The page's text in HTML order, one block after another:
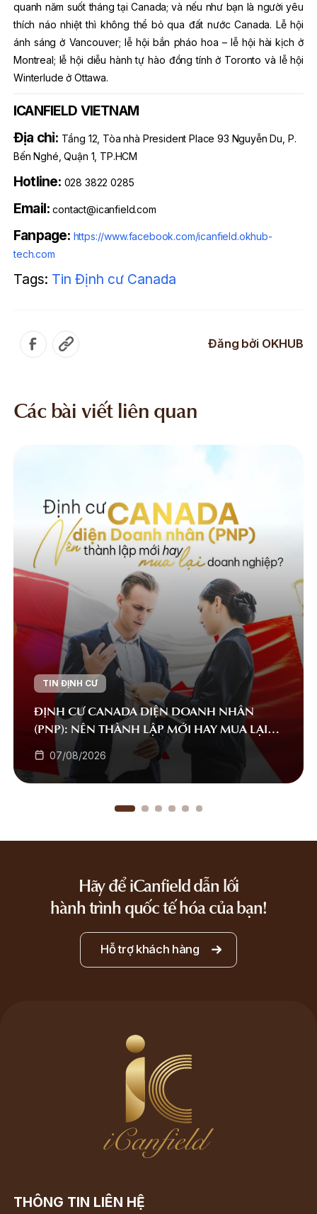
quanh năm suốt tháng tại Canada; và nếu như bạn là người yêu
thích náo nhiệt thì không thể bỏ qua đất nước Canada. Lễ hội
ánh sáng ở Vancouver; lễ hội bắn pháo hoa – lễ hội hài kịch ở
Montreal; lễ hội diễu hành tự hào đồng tính ở Toronto và lễ hội
Winterlude ở Ottawa.
ICANFIELD VIETNAM
Địa chỉ: Tầng 12, Tòa nhà President Place 93 Nguyễn Du, P.
Bến Nghé, Quận 1, TP.HCM
Hotline: 028 3822 0285
Email:contact@icanfield.com
Fanpage: https://www.facebook.com/icanfield.okhub-
tech.com
Tags: Tin Định cư Canada
Đăng bởi OKHUB
Các bài viết liên quan
TIN ĐỊNH CƯ
ĐỊNH CƯ CANADA DIỆN DOANH NHÂN
(PNP): NÊN THÀNH LẬP MỚI HAY MUA LẠI
DOANH NGHIỆP?
07/08/2026
Hãy để iCanfield dẫn lối
hành trình quốc tế hóa của bạn!
Hỗ trợ khách hàng
THÔNG TIN LIÊN HỆ